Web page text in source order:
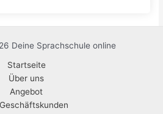
Deine Sprachschule online
Startseite
Über uns
Angebot